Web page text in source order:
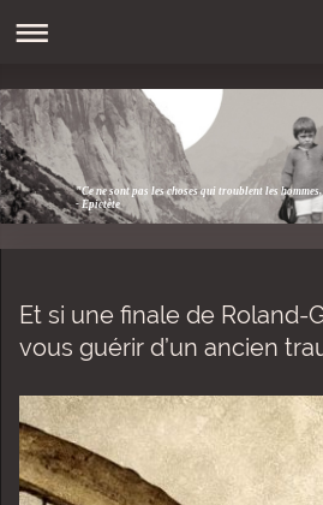
"Ce ne sont pas les choses qui troublent les
- Epictète
Et si une finale de Roland-
vous guérir d’un ancien